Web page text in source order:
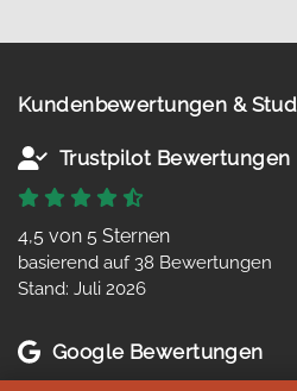
Kundenbewertungen &
Trustpilot Bewertungen
4,5 von 5 Sternen
basierend auf 38 Bewertungen
Stand: Juli 2026
Google Bewertungen